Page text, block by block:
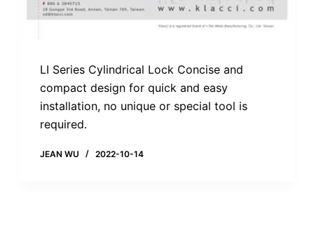
LI Series Cylindrical Lock Concise and
compact design for quick and easy
installation, no unique or special tool is
required.
JEAN WU 2022-10-14